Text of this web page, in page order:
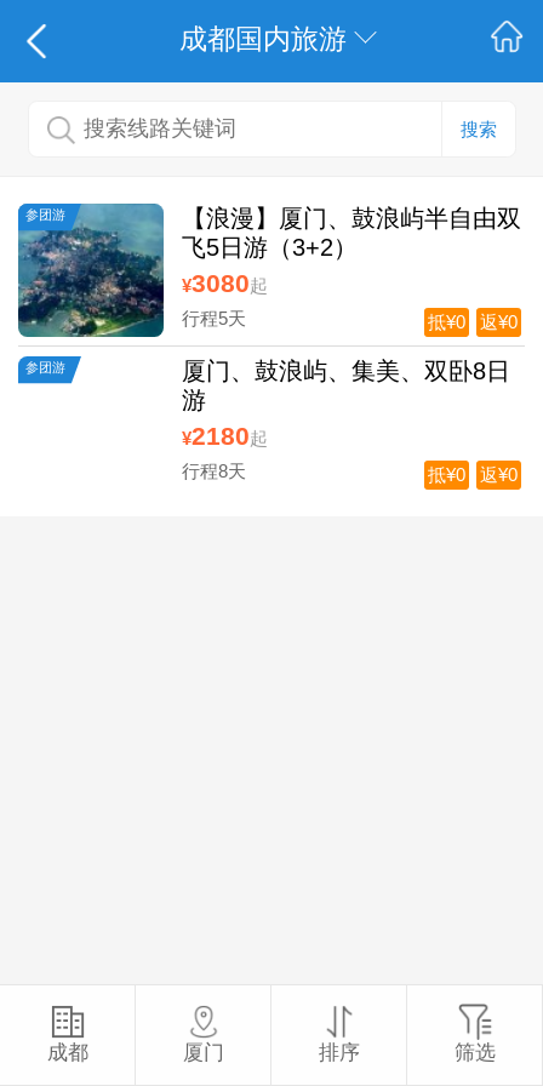
成都国内旅游
搜索
参团游
【浪漫】厦门、鼓浪屿半自由双
飞5日游（3+2）
¥3080起
行程5天
返¥0
抵¥0
参团游
厦门、鼓浪屿、集美、双卧8日
游
¥2180起
行程8天
返¥0
抵¥0
成都 厦门 排序 筛选